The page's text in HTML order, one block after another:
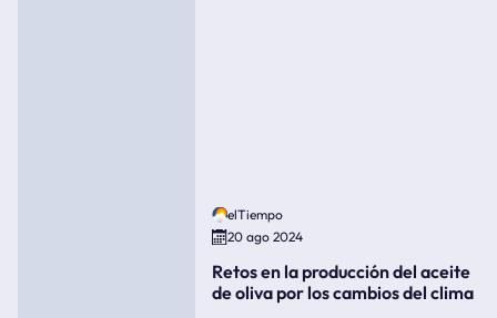
elTiempo
20 ago 2024
Retos en la producción del aceite
de oliva por los cambios del clima